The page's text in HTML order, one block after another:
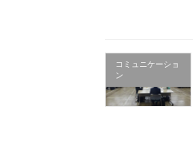
コミュニケーショ
ン